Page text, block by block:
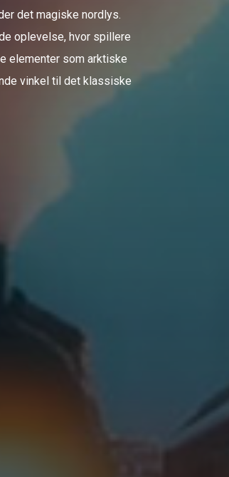
det magiske nordlys.
oplevelse, hvor spillere
elementer som arktiske
vinkel til det klassiske